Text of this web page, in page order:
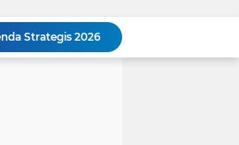
Strategis 2026
Hadir di GIIAS 2026, Pro7 Auto Lighting Pamerkan Teknologi Pencahayaan Kendaraan Premium